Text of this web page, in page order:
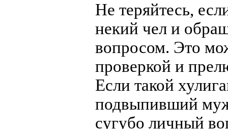
Не теряйтесь,
некий чел и
вопросом. Это
проверкой и
Если такой
подвыпивший
сугубо личный